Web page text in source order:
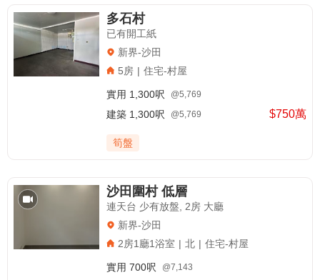
多石村
已有開工紙
新界-沙田
5房 | 住宅-村屋
$750萬
實用 1,300呎 @5,769
建築 1,300呎 @5,769
筍盤
沙田圍村 低層
連天台 少有放盤, 2房 大廳
新界-沙田
2房1廳1浴室 | 北 | 住宅-村屋
實用 700呎 @7,143